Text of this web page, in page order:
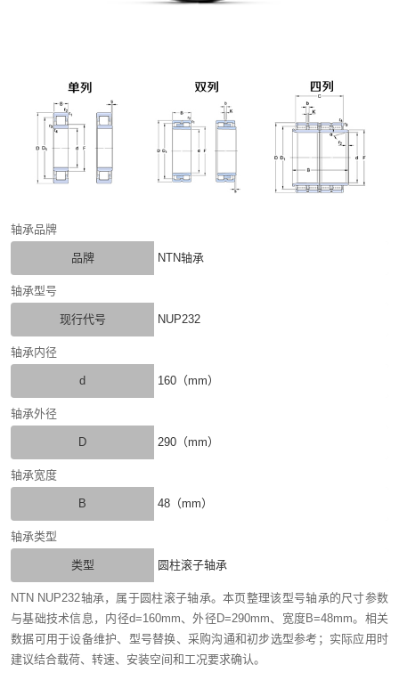
轴承品牌
品牌 NTN轴承
轴承型号
现行代号 NUP232
轴承内径
d 160（mm）
轴承外径
D 290（mm）
轴承宽度
B 48（mm）
轴承类型
类型 圆柱滚子轴承
NTN NUP232轴承，属于圆柱滚子轴承。本页整理该型号轴承的尺寸参数
与基础技术信息，内径d=160mm、外径D=290mm、宽度B=48mm。相关
数据可用于设备维护、型号替换、采购沟通和初步选型参考；实际应用时
建议结合载荷、转速、安装空间和工况要求确认。